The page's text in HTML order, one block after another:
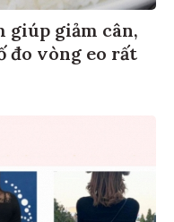
giảm cân,
đo vòng eo rất